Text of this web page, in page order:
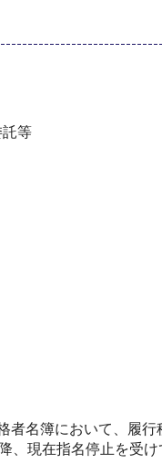
等
者名簿において、履
、現在指名停止を受け